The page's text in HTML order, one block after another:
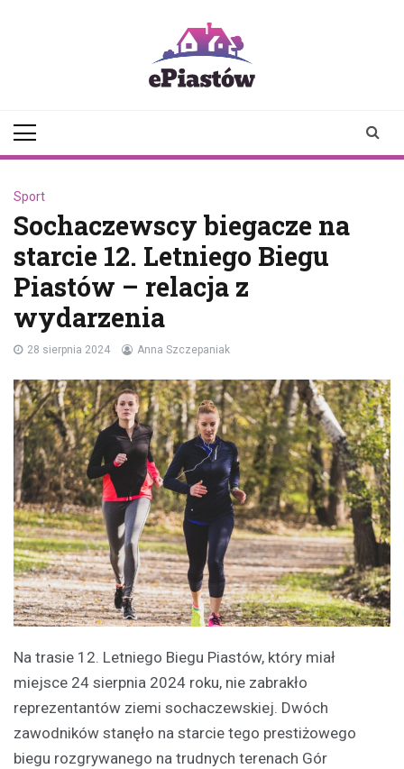
Sport
Sochaczewscy biegacze na
starcie 12. Letniego Biegu
Piastów – relacja z
wydarzenia
28 sierpnia 2024 Anna Szczepaniak
Na trasie 12. Letniego Biegu Piastów, który miał
miejsce 24 sierpnia 2024 roku, nie zabrakło
reprezentantów ziemi sochaczewskiej. Dwóch
zawodników stanęło na starcie tego prestiżowego
biegu rozgrywanego na trudnych terenach Gór